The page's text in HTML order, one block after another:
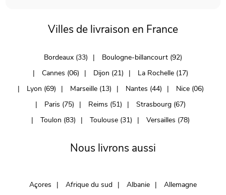
Villes de livraison en France
Bordeaux (33)
Boulogne-billancourt (92)
Cannes (06)
Dijon (21)
La Rochelle (17)
Lyon (69)
Marseille (13) Nantes (44)
Nice (06)
Paris (75)
Reims (51)
Strasbourg (67)
Toulon (83)
Toulouse (31) Versailles (78)
Nous livrons aussi
Açores Afrique du sud Albanie
Allemagne